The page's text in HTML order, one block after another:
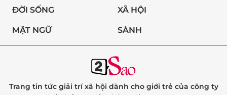
ĐỜI SỐNG XÃ HỘI
MẬT NGỮ SÀNH
Trang tin tức giải trí xã hội dành cho giới trẻ của công ty